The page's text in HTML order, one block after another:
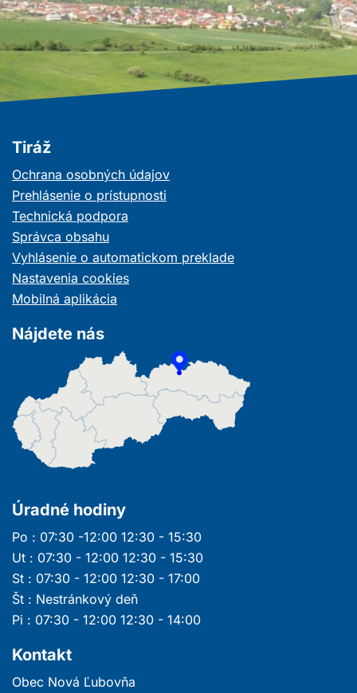
Tiráž
Ochrana osobných údajov
Prehlásenie o prístupnosti
Technická podpora
Správca obsahu
Vyhlásenie o automatickom preklade
Nastavenia cookies
Mobilná aplikácia
Nájdete nás
Úradné hodiny
Po : 07:30 -12:00 12:30 - 15:30
Ut : 07:30 - 12:00 12:30 - 15:30
St : 07:30 - 12:00 12:30 - 17:00
Št : Nestránkový deň
Pi : 07:30 - 12:00 12:30 - 14:00
Kontakt
Obec Nová Ľubovňa